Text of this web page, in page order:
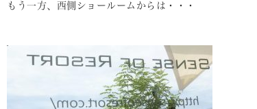
もう一方、西側ショールームからは・・・